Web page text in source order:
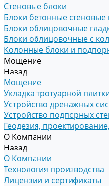
Стеновые блоки
Блоки бетонные
Блоки облицовочные
Блоки облицовочные с
Колонные блоки и
Мощение
Назад
Мощение
Укладка тротуарной плитки
Устройство дренажных
Устройство подпорных
Геодезия,
О Компании
Назад
О Компании
Технология производства
Лицензии и сертификаты